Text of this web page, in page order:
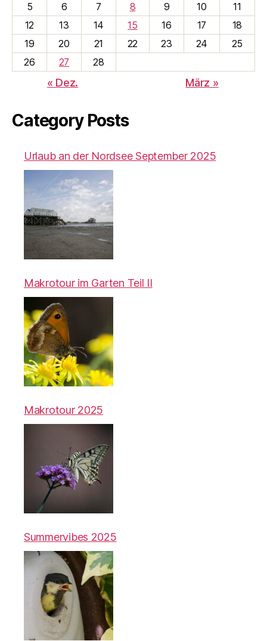
5
6 7 8 9 10
11
12
13 14 15 16 17
18
19
20 21 22 23 24
25
26
27 28
« Dez. März »
Category Posts
Urlaub an der Nordsee September 2025
Makrotour im Garten Teil II
Makrotour 2025
Summervibes 2025